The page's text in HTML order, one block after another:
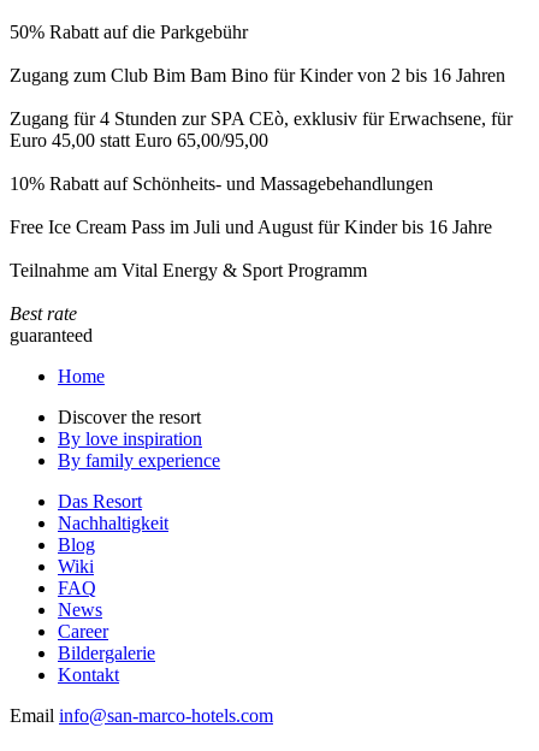
50% Rabatt auf die Parkgebühr
Zugang zum Club Bim Bam Bino für Kinder von 2 bis 16 Jahren
Zugang für 4 Stunden zur SPA CEò, exklusiv für Erwachsene, für
Euro 45,00 statt Euro 65,00/95,00
10% Rabatt auf Schönheits- und Massagebehandlungen
Free Ice Cream Pass im Juli und August für Kinder bis 16 Jahre
Teilnahme am Vital Energy & Sport Programm
Best rate
guaranteed
Home
Discover the resort
By love inspiration
By family experience
Das Resort
Nachhaltigkeit
Blog
Wiki
FAQ
News
Career
Bildergalerie
Kontakt
Email info@san-marco-hotels.com